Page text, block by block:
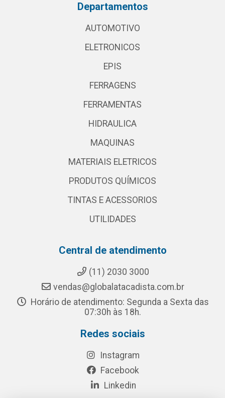
Departamentos
AUTOMOTIVO
ELETRONICOS
EPIS
FERRAGENS
FERRAMENTAS
HIDRAULICA
MAQUINAS
MATERIAIS ELETRICOS
PRODUTOS QUÍMICOS
TINTAS E ACESSORIOS
UTILIDADES
Central de atendimento
(11) 2030 3000
vendas@globalatacadista.com.br
Horário de atendimento: Segunda a Sexta das
07:30h às 18h.
Redes sociais
Instagram
Facebook
Linkedin